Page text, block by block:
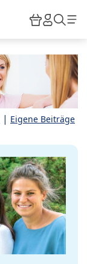
HiPP
| Eigene Beiträge